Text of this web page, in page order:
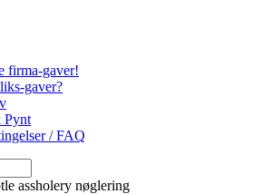
firma-gaver!
gaver?
Pynt
/ FAQ
assholery nøglering